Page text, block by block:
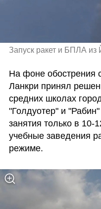
Запуск ракет и БПЛА из
На фоне обострения
Ланкри принял
средних школах
"Голдуотер" и
занятия только в 10-
учебные заведения
режиме.